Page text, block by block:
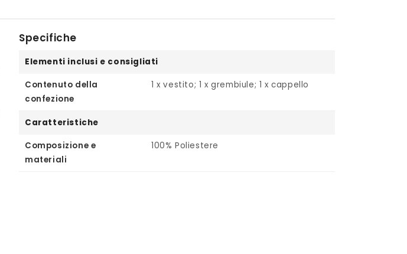
Specifiche
Elementi inclusi e consigliati
Contenuto della
confezione
1 x vestito; 1 x grembiule; 1 x cappello
Caratteristiche
Composizione e
materiali
100% Poliestere